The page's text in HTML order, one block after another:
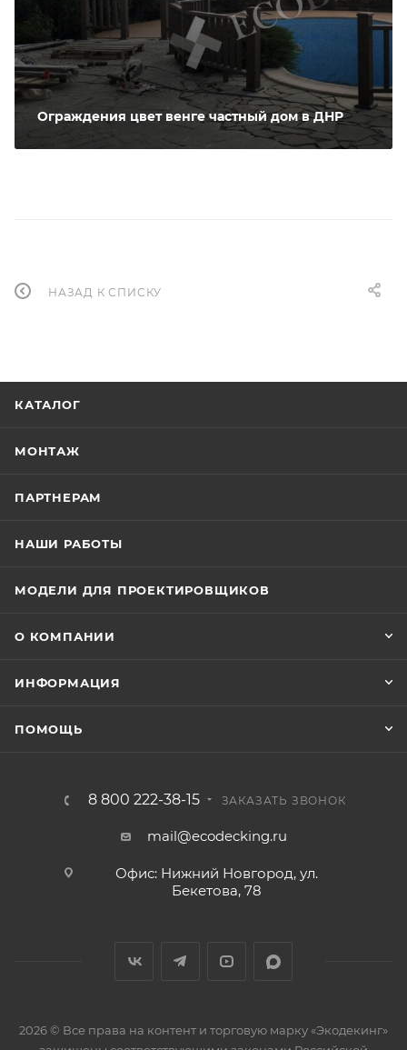
Ограждения цвет венге частный дом в ДНР
НАЗАД К СПИСКУ
КАТАЛОГ
МОНТАЖ
ПАРТНЕРАМ
НАШИ РАБОТЫ
МОДЕЛИ ДЛЯ ПРОЕКТИРОВЩИКОВ
О КОМПАНИИ
ИНФОРМАЦИЯ
ПОМОЩЬ
8 800 222-38-15 ЗАКАЗАТЬ ЗВОНОК
mail@ecodecking.ru
Офис: Нижний Новгород, ул.
Бекетова, 78
2026 © Все права на контент и торговую марку «Экодекинг»